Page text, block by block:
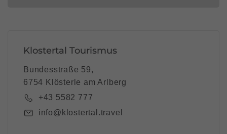
Klostertal Tourismus
Bundesstraße 59,
6754 Klösterle am Arlberg
+43 5582 777
info@klostertal.travel